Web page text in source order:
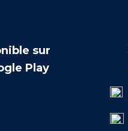
sur
Play